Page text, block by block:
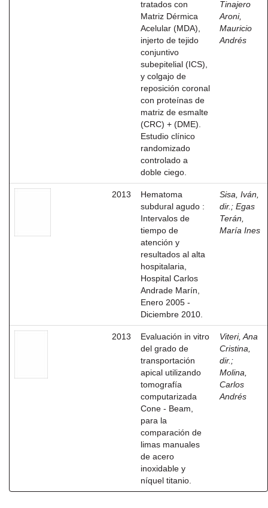
tratados con
Matriz Dérmica
Acelular (MDA),
injerto de tejido
conjuntivo
subepitelial (ICS),
y colgajo de
reposición coronal
con proteínas de
matriz de esmalte
(CRC) + (DME).
Estudio clínico
randomizado
controlado a
doble ciego.
Tinajero
Aroni,
Mauricio
Andrés
2013
Hematoma
subdural agudo :
Intervalos de
tiempo de
atención y
resultados al alta
hospitalaria,
Hospital Carlos
Andrade Marín,
Enero 2005 -
Diciembre 2010.
Sisa, Iván,
dir. ; Egas
Terán,
María Ines
2013
Evaluación in vitro
del grado de
transportación
apical utilizando
tomografía
computarizada
Cone - Beam,
para la
comparación de
limas manuales
de acero
inoxidable y
níquel titanio.
Viteri, Ana
Cristina,
dir. ;
Molina,
Carlos
Andrés